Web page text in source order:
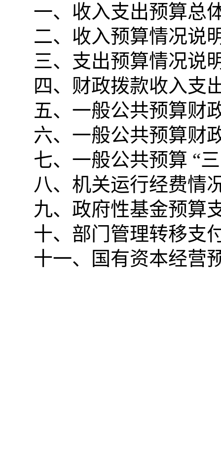
一、收入支出预算总
二、收入预算情况说
三、支出预算情况说
四、财政拨款收入支
五、一般公共预算财
六、一般公共预算财
七、一般公共预算 “
八、机关运行经费情
九、政府性基金预算
十、部门管理转移支
十一、国有资本经营